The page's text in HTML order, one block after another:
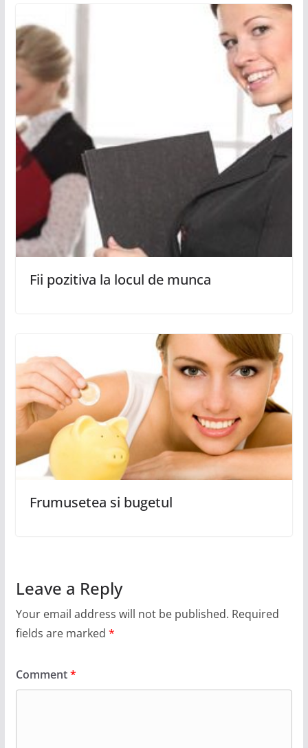
Fii pozitiva la locul de munca
Frumusetea si bugetul
Leave a Reply
Your email address will not be published. Required
fields are marked *
Comment*